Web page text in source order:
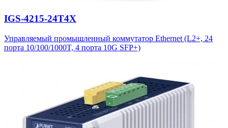
IGS-4215-24T4X
Управляемый промышленный коммутатор Ethernet (L2+, 24
порта 10/100/1000T, 4 порта 10G SFP+)